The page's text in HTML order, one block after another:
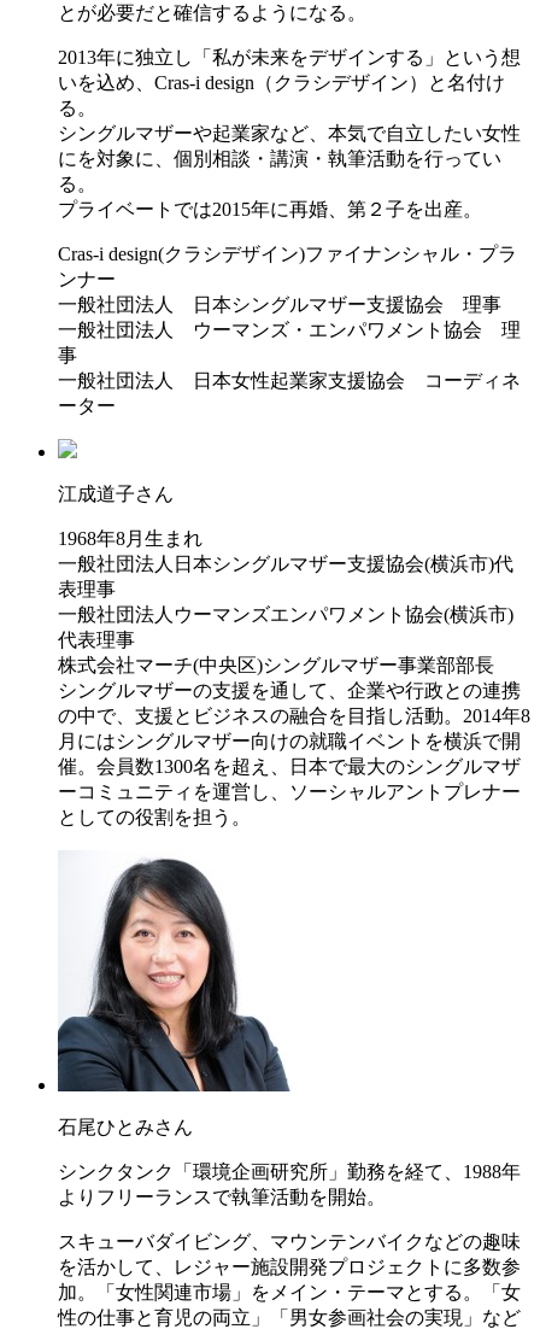
とが必要だと確信するようになる。
2013年に独立し「私が未来をデザインする」という想
いを込め、Cras-i design（クラシデザイン）と名付け
る。
シングルマザーや起業家など、本気で自立したい女性
にを対象に、個別相談・講演・執筆活動を行ってい
る。
プライベートでは2015年に再婚、第２子を出産。
Cras-i design(クラシデザイン)ファイナンシャル・プラ
ンナー
一般社団法人 日本シングルマザー支援協会 理事
一般社団法人 ウーマンズ・エンパワメント協会 理
事
一般社団法人 日本女性起業家支援協会 コーディネ
ーター
江成道子さん
1968年8月生まれ
一般社団法人日本シングルマザー支援協会(横浜市)代
表理事
一般社団法人ウーマンズエンパワメント協会(横浜市)
代表理事
株式会社マーチ(中央区)シングルマザー事業部部長
シングルマザーの支援を通して、企業や行政との連携
の中で、支援とビジネスの融合を目指し活動。2014年8
月にはシングルマザー向けの就職イベントを横浜で開
催。会員数1300名を超え、日本で最大のシングルマザ
ーコミュニティを運営し、ソーシャルアントプレナー
としての役割を担う。
石尾ひとみさん
シンクタンク「環境企画研究所」勤務を経て、1988年
よりフリーランスで執筆活動を開始。
スキューバダイビング、マウンテンバイクなどの趣味
を活かして、レジャー施設開発プロジェクトに多数参
加。「女性関連市場」をメイン・テーマとする。「女
性の仕事と育児の両立」「男女参画社会の実現」など